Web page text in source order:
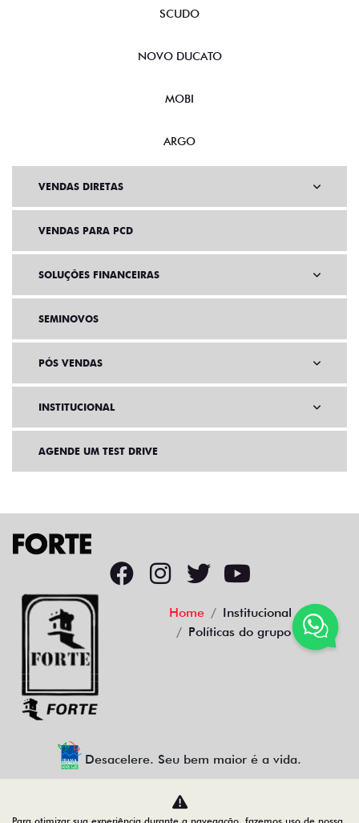
SCUDO
NOVO DUCATO
MOBI
ARGO
VENDAS DIRETAS
VENDAS PARA PCD
SOLUÇÕES FINANCEIRAS
SEMINOVOS
PÓS VENDAS
INSTITUCIONAL
AGENDE UM TEST DRIVE
Home
Institucional
Políticas do grupo
Desacelere. Seu bem maior é a vida.